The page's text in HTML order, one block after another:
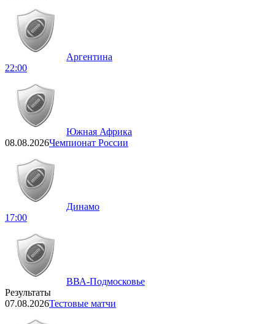
Аргентина
22:00
Южная Африка
08.08.2026Чемпионат России
Динамо
17:00
ВВА-Подмосковье
Результаты
07.08.2026Тестовые матчи